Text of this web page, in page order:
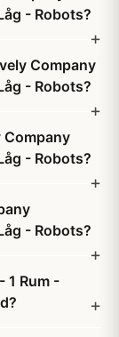
- Robots?
Company
- Robots?
Company
- Robots?
- Robots?
1 Rum -